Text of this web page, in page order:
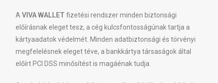
AVIVA WALLETfizetési rendszer minden biztonsági
előírásnak eleget tesz, a cég kulcsfontosságúnak tartja a
kártyaadatok védelmét. Minden adatbiztonsági és törvényi
megfelelésnek eleget téve, a bankkártya társaságok által
előírt PCI DSS minősítést is magáénak tudja.